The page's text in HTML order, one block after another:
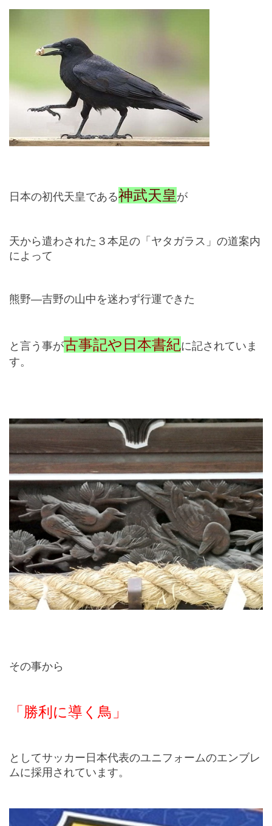
日本の初代天皇である神武天皇 が
天から遣わされた３本足の「ヤタガラス」の道案内
によって
熊野―吉野の山中を迷わず行運できた
と言う事が古事記や日本書紀に記されていま
す。
その事から
「勝利に導く鳥」
としてサッカー日本代表のユニフォームのエンブレ
ムに採用されています。